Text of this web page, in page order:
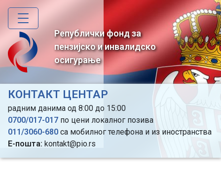
Skip
main
content
Републички фонд за
пензијско и инвалидско
осигурање
КОНТАКТ ЦЕНТАР
радним данима од 8:00 до 15:00
0700/017-017 по цени локалног позива
011/3060-680 са мобилног телефона и из иностранства
Е-пошта: kontakt@pio.rs